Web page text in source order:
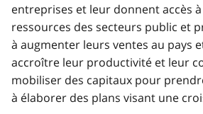
entreprises et leur donnent accès
ressources des secteurs public et
à augmenter leurs ventes au pays
accroître leur productivité et leur
mobiliser des capitaux pour
à élaborer des plans visant une